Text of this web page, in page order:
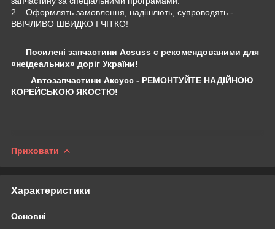
2. Оформлять замовлення, надішлють, супроводять -
ВВІЧЛИВО ШВИДКО І ЧІТКО!
Посилені запчастини Acsuss є рекомендованими для
«неідеальних» доріг України!
Автозапчастини Аксусс - РЕМОНТУЙТЕ НАДІЙНОЮ
КОРЕЙСЬКОЮ ЯКОСТЮ!
Приховати
Характеристики
Основні